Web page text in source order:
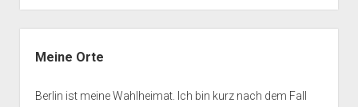
Meine Orte
Berlin ist meine Wahlheimat. Ich bin kurz nach dem Fall